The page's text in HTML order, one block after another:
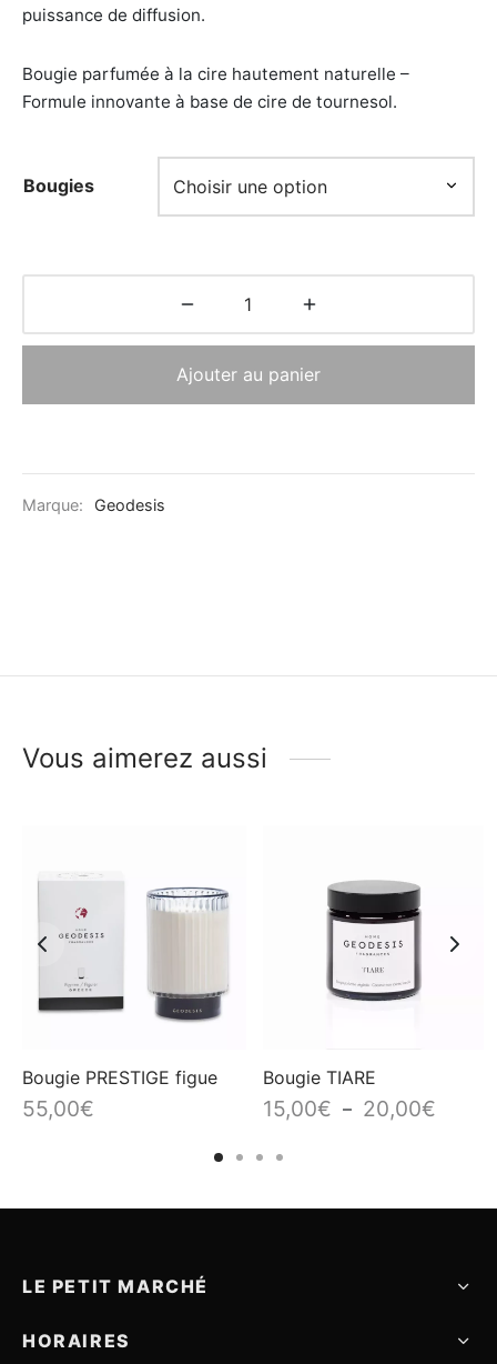
puissance de diffusion.
Bougie parfumée à la cire hautement naturelle –
Formule innovante à base de cire de tournesol.
Bougies
Ajouter au panier
Marque: Geodesis
Vous aimerez aussi
Bougie PRESTIGE figue
55,00€
Bougie TIARE
15,00€ – 20,00€
LE PETIT MARCHÉ
HORAIRES